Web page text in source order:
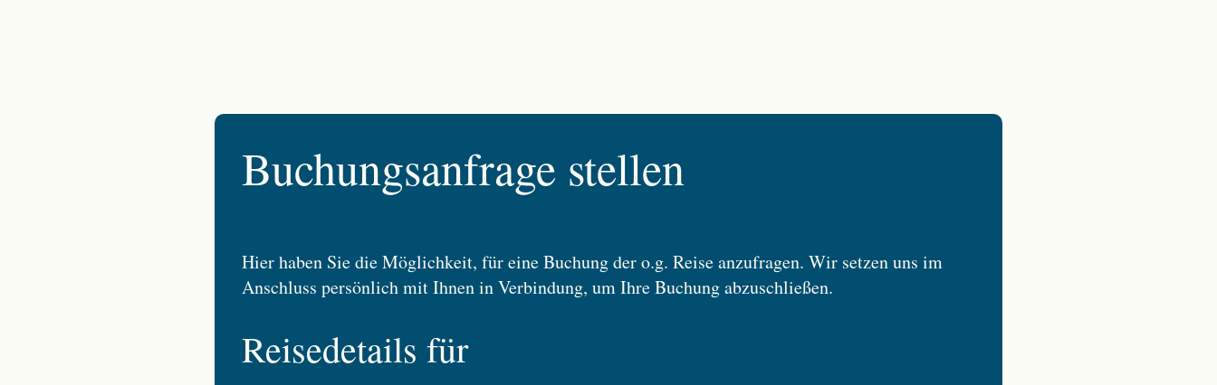
Buchungsanfrage stellen
Hier haben Sie die Möglichkeit, für eine Buchung der o.g. Reise anzufragen. Wir setzen uns im
Anschluss persönlich mit Ihnen in Verbindung, um Ihre Buchung abzuschließen.
Reisedetails für